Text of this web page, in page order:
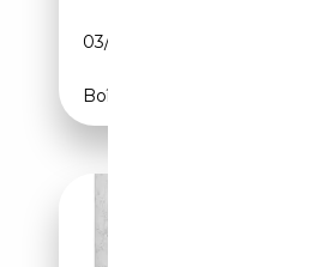
03/2023
Boîte automatique